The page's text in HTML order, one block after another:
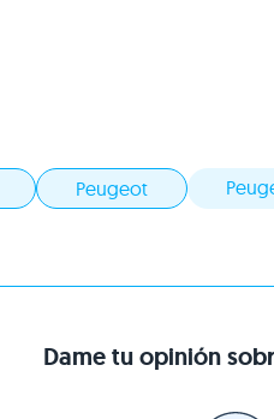
Peugeot
Dame tu opinión